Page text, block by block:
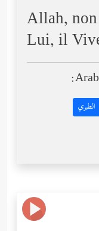
Allah,
Lui, il
الطبري